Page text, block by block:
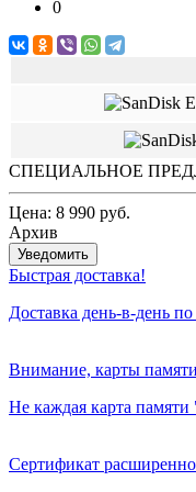
0
СПЕЦИАЛЬНОЕ
Цена: 8 990 руб.
Архив
Уведомить
Быстрая доставка!
Доставка день-в-день
Внимание, карты
Не каждая карта памяти
Сертификат